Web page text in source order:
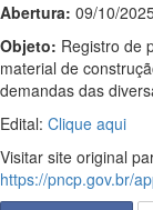
Abertura: 09/10/
Objeto: Registro de
material de
demandas das
Edital: Clique aqui
Visitar site original
https://pncp.gov.br/